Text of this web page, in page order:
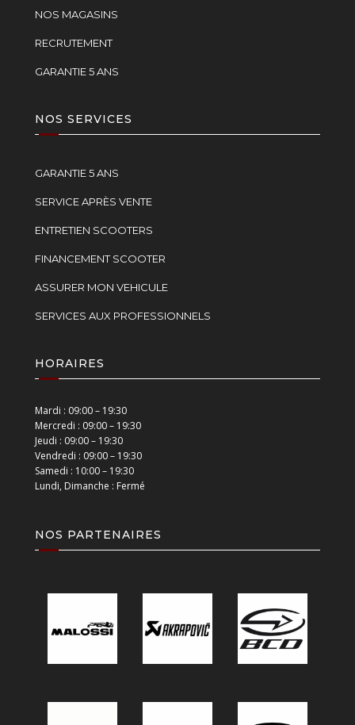
NOS MAGASINS
RECRUTEMENT
GARANTIE 5 ANS
NOS SERVICES
GARANTIE 5 ANS
SERVICE APRÈS VENTE
ENTRETIEN SCOOTERS
FINANCEMENT SCOOTER
ASSURER MON VEHICULE
SERVICES AUX PROFESSIONNELS
HORAIRES
Mardi : 09:00 – 19:30
Mercredi : 09:00 – 19:30
Jeudi : 09:00 – 19:30
Vendredi : 09:00 – 19:30
Samedi : 10:00 – 19:30
Lundi, Dimanche : Fermé
NOS PARTENAIRES